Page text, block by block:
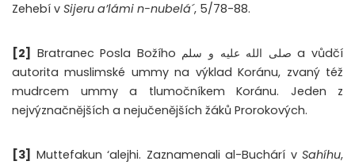
Zehebí v Sijeru a’lámi n-nubelá´, 5/78-88.
[2] Bratranec Posla Božího صلى الله عليه و سلم a vůdčí
autorita muslimské ummy na výklad Koránu, zvaný též
mudrcem ummy a tlumočníkem Koránu. Jeden z
nejvýznačnějších a nejučenějších žáků Prorokových.
[3] Muttefakun ‘alejhi. Zaznamenali al-Buchárí v Sahíhu,